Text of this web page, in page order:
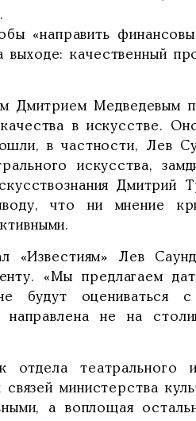
«направить
качественный
Дмитрием Медведевым
в искусстве.
в частности, Лев
искусства,
Дмитрий
что ни мнение
«Известиям» Лев
«Мы предлагаем
будут оцениваться с
не на
театрального
министерства
а воплощая